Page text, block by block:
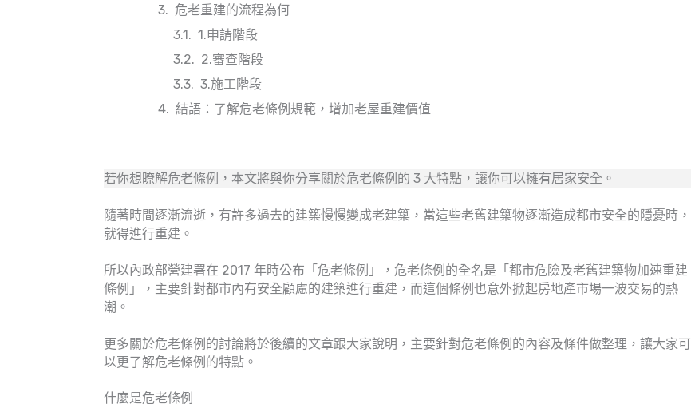
危老重建的流程為何
1.申請階段
2.審查階段
3.施工階段
結語：了解危老條例規範，增加老屋重建價值
若你想瞭解危老條例，本文將與你分享關於危老條例的 3 大特點，讓你可以擁有居家安全。
隨著時間逐漸流逝，有許多過去的建築慢慢變成老建築，當這些老舊建築物逐漸造成都市安全的隱憂時，
就得進行重建。
所以內政部營建署在 2017 年時公布「危老條例」，危老條例的全名是「都市危險及老舊建築物加速重建
條例」，主要針對都市內有安全顧慮的建築進行重建，而這個條例也意外掀起房地產市場一波交易的熱
潮。
更多關於危老條例的討論將於後續的文章跟大家說明，主要針對危老條例的內容及條件做整理，讓大家可
以更了解危老條例的特點。
什麼是危老條例